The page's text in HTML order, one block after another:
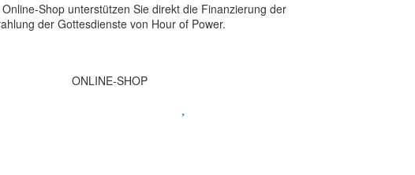
Shop unterstützen Sie direkt die Finanzierung der
der Gottesdienste von Hour of Power.
ONLINE-SHOP